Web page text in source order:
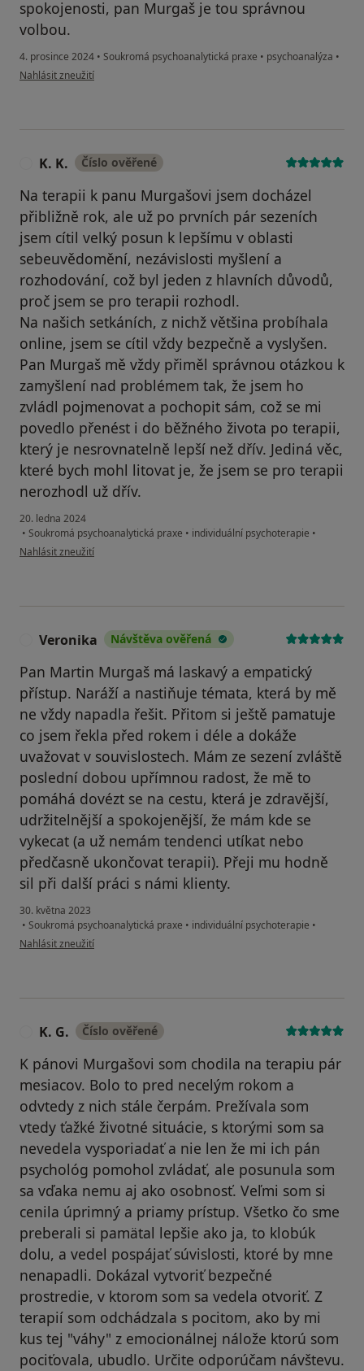
spokojenosti, pan Murgaš je tou správnou
volbou.
4. prosince 2024 • Soukromá psychoanalytická praxe • psychoanalýza •
podle názoru uživatele Nikola Kvasničková
Nahlásit zneužití
K. K. Číslo ověřené
Na terapii k panu Murgašovi jsem docházel
přibližně rok, ale už po prvních pár sezeních
jsem cítil velký posun k lepšímu v oblasti
sebeuvědomění, nezávislosti myšlení a
rozhodování, což byl jeden z hlavních důvodů,
proč jsem se pro terapii rozhodl.
Na našich setkáních, z nichž většina probíhala
online, jsem se cítil vždy bezpečně a vyslyšen.
Pan Murgaš mě vždy přiměl správnou otázkou k
zamyšlení nad problémem tak, že jsem ho
zvládl pojmenovat a pochopit sám, což se mi
povedlo přenést i do běžného života po terapii,
který je nesrovnatelně lepší než dřív. Jediná věc,
které bych mohl litovat je, že jsem se pro terapii
nerozhodl už dřív.
20. ledna 2024
• Soukromá psychoanalytická praxe • individuální psychoterapie •
podle názoru uživatele K. K.
Nahlásit zneužití
Veronika Návštěva ověřená
Pan Martin Murgaš má laskavý a empatický
přístup. Naráží a nastiňuje témata, která by mě
ne vždy napadla řešit. Přitom si ještě pamatuje
co jsem řekla před rokem i déle a dokáže
uvažovat v souvislostech. Mám ze sezení zvláště
poslední dobou upřímnou radost, že mě to
pomáhá dovézt se na cestu, která je zdravější,
udržitelnější a spokojenější, že mám kde se
vykecat (a už nemám tendenci utíkat nebo
předčasně ukončovat terapii). Přeji mu hodně
sil při další práci s námi klienty.
30. května 2023
• Soukromá psychoanalytická praxe • individuální psychoterapie •
podle názoru uživatele Veronika
Nahlásit zneužití
K. G. Číslo ověřené
K pánovi Murgašovi som chodila na terapiu pár
mesiacov. Bolo to pred necelým rokom a
odvtedy z nich stále čerpám. Prežívala som
vtedy ťažké životné situácie, s ktorými som sa
nevedela vysporiadať a nie len že mi ich pán
psychológ pomohol zvládať, ale posunula som
sa vďaka nemu aj ako osobnosť. Veľmi som si
cenila úprimný a priamy prístup. Všetko čo sme
preberali si pamätal lepšie ako ja, to klobúk
dolu, a vedel pospájať súvislosti, ktoré by mne
nenapadli. Dokázal vytvoriť bezpečné
prostredie, v ktorom som sa vedela otvoriť. Z
terapií som odchádzala s pocitom, ako by mi
kus tej "váhy" z emocionálnej nálože ktorú som
pociťovala, ubudlo. Určite odporúčam návštevu.